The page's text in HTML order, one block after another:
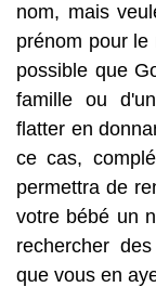
nom, mais
prénom pour le
possible que
famille ou
flatter en
ce cas,
permettra de
votre bébé un
rechercher
que vous en